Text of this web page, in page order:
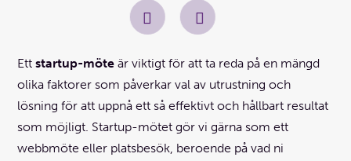
Ettstartup-möte är viktigt för att ta reda på en mängd
olika faktorer som påverkar val av utrustning och
lösning för att uppnå ett så effektivt och hållbart resultat
som möjligt. Startup-mötet gör vi gärna som ett
webbmöte eller platsbesök, beroende på vad ni